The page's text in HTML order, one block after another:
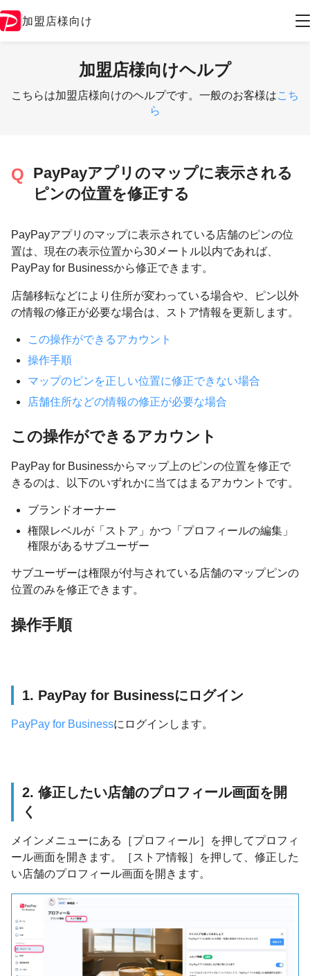
加盟店様向け
加盟店様向けヘルプ
こちらは加盟店様向けのヘルプです。一般のお客様はこち
ら
PayPayアプリのマップに表示される
ピンの位置を修正する
PayPayアプリのマップに表示されている店舗のピンの位
置は、現在の表示位置から30メートル以内であれば、
PayPay for Businessから修正できます。
店舗移転などにより住所が変わっている場合や、ピン以外
の情報の修正が必要な場合は、ストア情報を更新します。
この操作ができるアカウント
操作手順
マップのピンを正しい位置に修正できない場合
店舗住所などの情報の修正が必要な場合
この操作ができるアカウント
PayPay for Businessからマップ上のピンの位置を修正で
きるのは、以下のいずれかに当てはまるアカウントです。
ブランドオーナー
権限レベルが「ストア」かつ「プロフィールの編集」
権限があるサブユーザー
サブユーザーは権限が付与されている店舗のマップピンの
位置のみを修正できます。
操作手順
1. PayPay for Businessにログイン
PayPay for Businessにログインします。
2. 修正したい店舗のプロフィール画面を開
く
メインメニューにある［プロフィール］を押してプロフィ
ール画面を開きます。［ストア情報］を押して、修正した
い店舗のプロフィール画面を開きます。